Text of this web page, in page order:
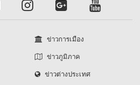
ข่าวการเมือง
ข่าวภูมิภาค
ข่าวต่างประเทศ